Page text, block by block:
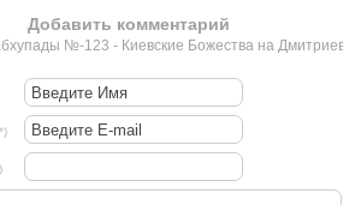
Добавить комментарий
№-123 - Киевские Божества на